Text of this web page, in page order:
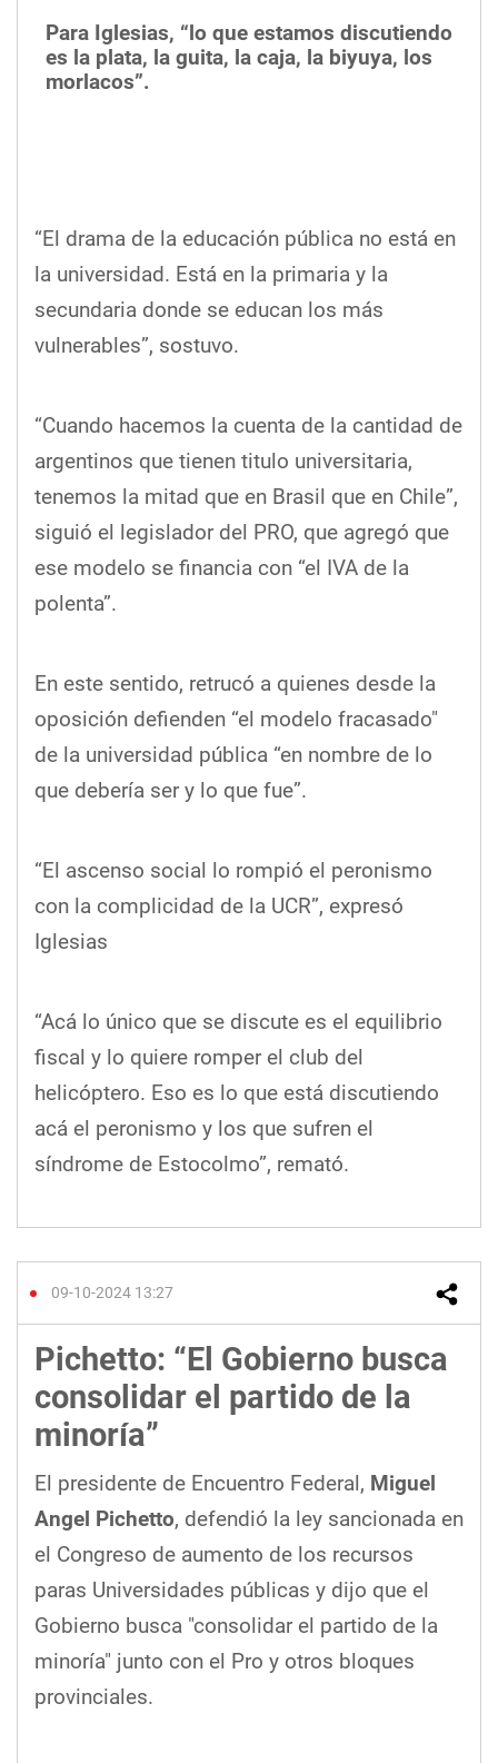
Para Iglesias, “lo que estamos discutiendo
es la plata, la guita, la caja, la biyuya, los
morlacos”.
“El drama de la educación pública no está en
la universidad. Está en la primaria y la
secundaria donde se educan los más
vulnerables”, sostuvo.
“Cuando hacemos la cuenta de la cantidad de
argentinos que tienen titulo universitaria,
tenemos la mitad que en Brasil que en Chile”,
siguió el legislador del PRO, que agregó que
ese modelo se financia con “el IVA de la
polenta”.
En este sentido, retrucó a quienes desde la
oposición defienden “el modelo fracasado"
de la universidad pública “en nombre de lo
que debería ser y lo que fue”.
“El ascenso social lo rompió el peronismo
con la complicidad de la UCR”, expresó
Iglesias
“Acá lo único que se discute es el equilibrio
fiscal y lo quiere romper el club del
helicóptero. Eso es lo que está discutiendo
acá el peronismo y los que sufren el
síndrome de Estocolmo”, remató.
09-10-2024 13:27
Pichetto: “El Gobierno busca
consolidar el partido de la
minoría”
El presidente de Encuentro Federal, Miguel
Angel Pichetto, defendió la ley sancionada en
el Congreso de aumento de los recursos
paras Universidades públicas y dijo que el
Gobierno busca "consolidar el partido de la
minoría" junto con el Pro y otros bloques
provinciales.